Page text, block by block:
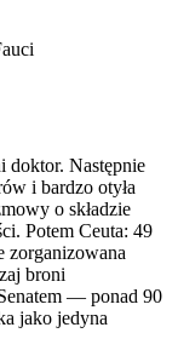
doktor. Następnie
i bardzo otyła
o składzie
Potem Ceuta: 49
zorganizowana
broni
— ponad 90
jako jedyna